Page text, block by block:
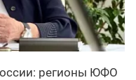
регионы ЮФО